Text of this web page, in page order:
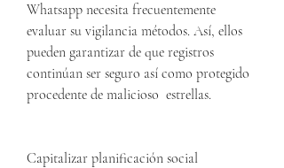
Whatsapp necesita frecuentemente
evaluar su vigilancia métodos. Así, ellos
pueden garantizar de que registros
continúan ser seguro así como protegido
procedente de malicioso  estrellas.
Capitalizar planificación social